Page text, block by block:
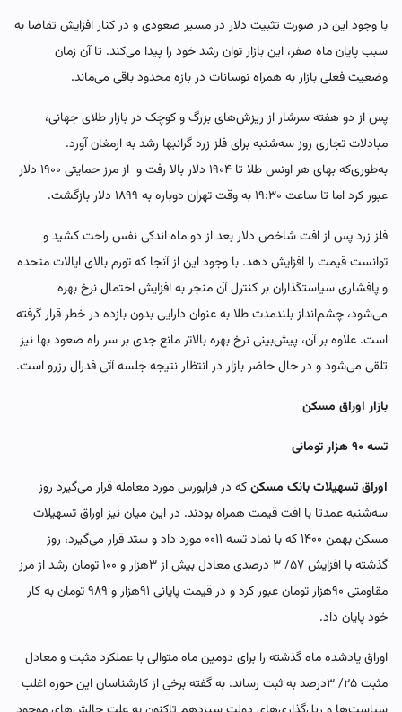
با وجود این در صورت تثبیت دلار در مسیر صعودی و در کنار افزایش تقاضا به
سبب پایان ماه صفر، این بازار توان رشد خود را پیدا می‌کند. تا آن زمان
وضعیت فعلی بازار به همراه نوسانات در بازه محدود باقی می‌‌‌ماند.
پس از دو هفته سرشار از ریزش‌‌‌های بزرگ و کوچک در بازار طلای جهانی،
مبادلات تجاری روز سه‌‌‌شنبه برای فلز زرد گرانبها رشد به ارمغان آورد.
به‌طوری‌که بهای هر اونس طلا تا ۱۹۰۴ دلار بالا رفت و از مرز حمایتی ۱۹۰۰ دلار
عبور کرد اما تا ساعت ۱۹:۳۰ به وقت تهران دوباره به ۱۸۹۹ دلار بازگشت.
فلز زرد پس از افت شاخص دلار بعد از دو ماه اندکی نفس راحت کشید و
توانست قیمت را افزایش دهد. با وجود این از آنجا که تورم بالای ایالات متحده
و پافشاری سیاستگذاران بر کنترل آن منجر به افزایش احتمال نرخ بهره
می‌شود، چشم‌انداز بلندمدت طلا به عنوان دارایی بدون بازده در خطر قرار گرفته
است. علاوه بر آن، پیش‌بینی نرخ بهره بالاتر مانع جدی بر سر راه صعود بها نیز
تلقی می‌شود و در حال حاضر بازار در انتظار نتیجه جلسه آتی فدرال رزرو است.
بازار اوراق مسکن
تسه ۹۰‌ هزار تومانی
اوراق تسهیلات بانک مسکنکه در فرابورس مورد معامله قرار می‌گیرد روز
سه‌شنبه عمدتا با افت قیمت همراه بودند. در این میان نیز اوراق تسهیلات
مسکن بهمن ۱۴۰۰ که با نماد تسه ۰۰۱۱ مورد داد و ستد قرار می‌گیرد، روز
گذشته با افزایش ۵۷/ ۳ درصدی معادل بیش از ۳‌هزار و ۱۰۰ تومان رشد از مرز
مقاومتی ۹۰‌هزار تومان عبور کرد و در قیمت پایانی ۹۱‌هزار و ۹۸۹ تومان به کار
خود پایان داد.
اوراق یاد‌شده ماه گذشته را برای دومین ماه متوالی با عملکرد مثبت و معادل
مثبت ۲۵/ ۳‌درصد به ثبت رساند. به گفته برخی از کارشناسان این حوزه اغلب